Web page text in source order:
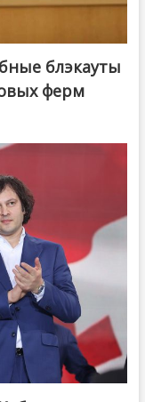
блэкауты
ферм